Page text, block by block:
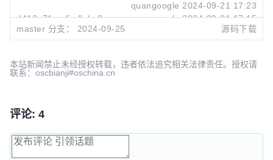
quangoogle 2024-09-21 17:23
d412a71c
fix flake8 quangoogle 2024-09-21 17:15
master 分支：
2024-09-25 源码下载
本站新闻禁止未经授权转载，违者依法追究相关法律责任。授权请
联系：oscbianji#oschina.cn
评论: 4